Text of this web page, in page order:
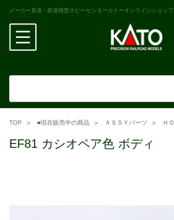
メーカー直送・鉄道模型ホビーセンターカトーオンラインショップ
TOP ■現在販売中の商品 ＡＳＳＹパーツ ＨＯ
EF81 カシオペア色 ボディ